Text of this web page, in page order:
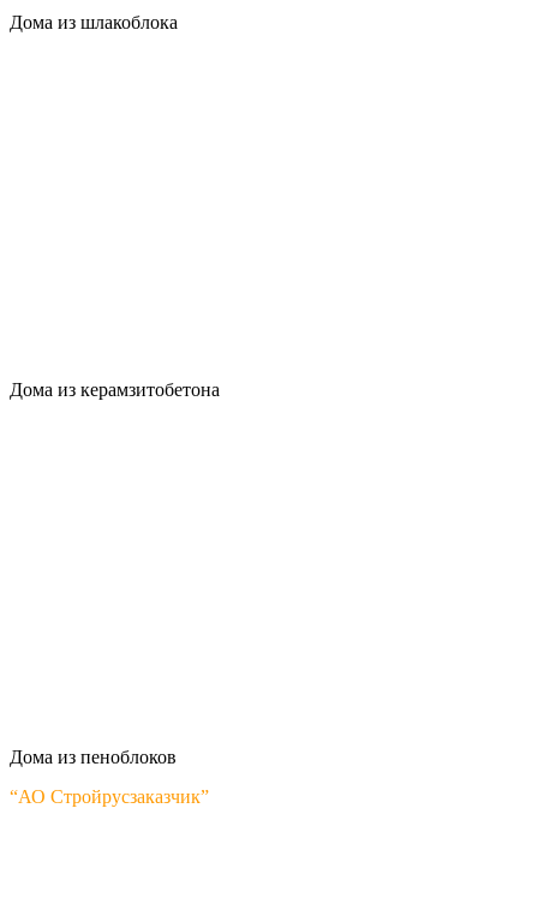
Дома из шлакоблока
Дома из керамзитобетона
Дома из пеноблоков
“АО Стройрусзаказчик”